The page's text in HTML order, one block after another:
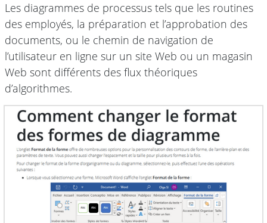
Les diagrammes de processus tels que les routines
des employés, la préparation et l’approbation des
documents, ou le chemin de navigation de
l’utilisateur en ligne sur un site Web ou un magasin
Web sont différents des flux théoriques
d’algorithmes.